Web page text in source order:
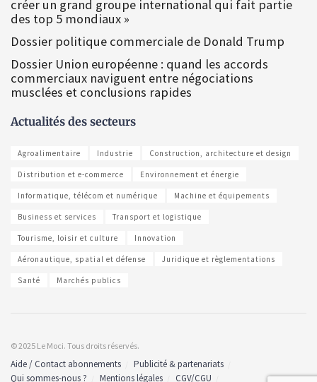
créer un grand groupe international qui fait partie
des top 5 mondiaux »
Dossier politique commerciale de Donald Trump
Dossier Union européenne : quand les accords
commerciaux naviguent entre négociations
musclées et conclusions rapides
Actualités des secteurs
Agroalimentaire Industrie Construction, architecture et design
Distribution et e-commerce Environnement et énergie
Informatique, télécom et numérique Machine et équipements
Business et services Transport et logistique
Tourisme, loisir et culture Innovation
Aéronautique, spatial et défense Juridique et règlementations
Santé Marchés publics
© 2025 Le Moci. Tous droits réservés.
Aide / Contact abonnements
Publicité & partenariats
Qui sommes-nous ?
Mentions légales CGV/CGU